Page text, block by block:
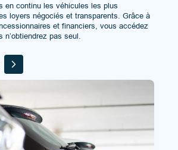
en continu les véhicules les plus
loyers négociés et transparents. Grâce à
et financiers, vous accédez
n’obtiendrez pas seul.